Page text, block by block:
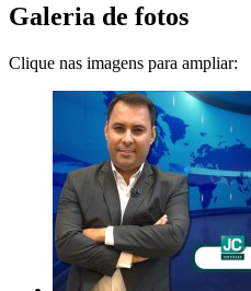
Galeria de fotos
Clique nas imagens para ampliar: